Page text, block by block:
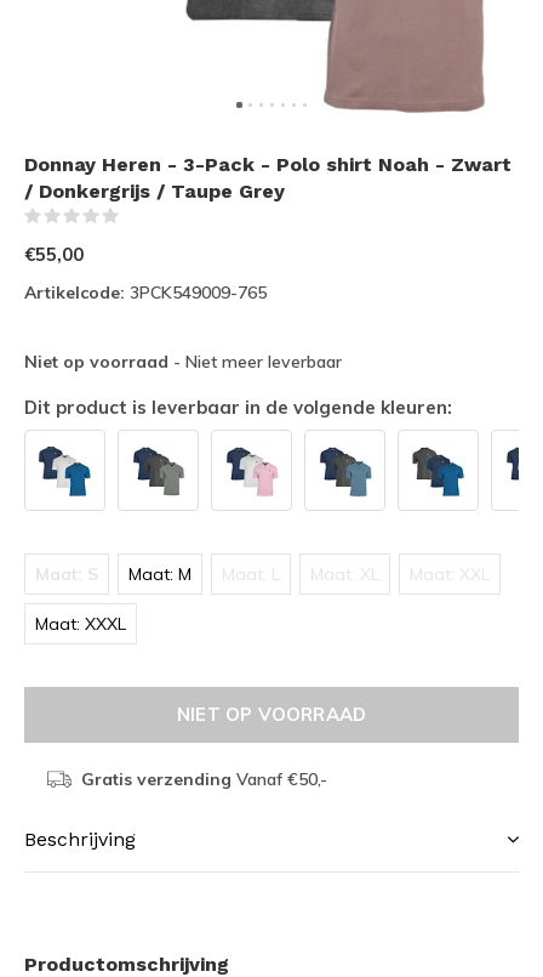
Donnay Heren - 3-Pack - Polo shirt Noah - Zwart
/ Donkergrijs / Taupe Grey
€55,00
Artikelcode: 3PCK549009-765
Niet op voorraad - Niet meer leverbaar
Dit product is leverbaar in de volgende kleuren:
Maat: S Maat: M Maat: L Maat: XL Maat: XXL
Maat: XXXL
NIET OP VOORRAAD
Gratis verzending Vanaf €50,-
Beschrijving
Productomschrijving